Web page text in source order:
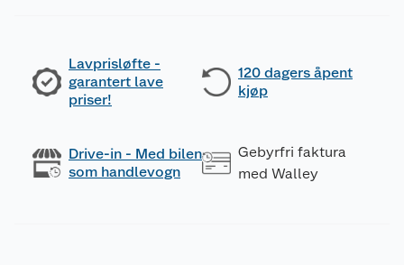
Lavprisløfte -
garantert lave
priser!
120 dagers åpent
kjøp
Drive-in - Med bilen
som handlevogn
Gebyrfri faktura
med Walley